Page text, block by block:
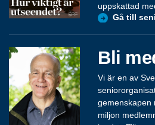
uppskattad
Gå till
Bli
Vi är en av
gemenskapen
miljon